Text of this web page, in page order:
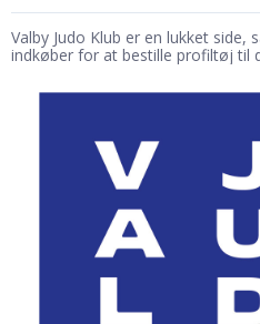
Valby Judo Klub er en lukket side,
indkøber for at bestille profiltøj til